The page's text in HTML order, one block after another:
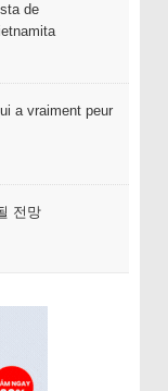
de
a vraiment peur
전망